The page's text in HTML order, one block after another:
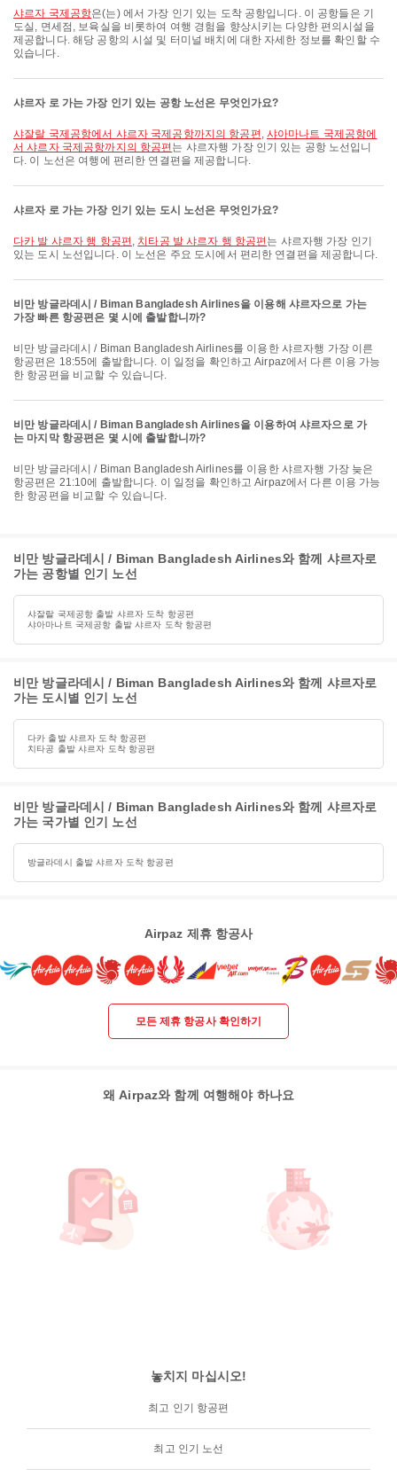
샤르자 국제공항은(는) 에서 가장 인기 있는 도착 공항입니다. 이 공항들은 기
도실, 면세점, 보육실을 비롯하여 여행 경험을 향상시키는 다양한 편의시설을
제공합니다. 해당 공항의 시설 및 터미널 배치에 대한 자세한 정보를 확인할 수
있습니다.
샤르자 로 가는 가장 인기 있는 공항 노선은 무엇인가요?
샤잘랄 국제공항에서 샤르자 국제공항까지의 항공편 , 샤아마나트 국제공항에
서 샤르자 국제공항까지의 항공편 는 샤르자행 가장 인기 있는 공항 노선입니
다. 이 노선은 여행에 편리한 연결편을 제공합니다.
샤르자 로 가는 가장 인기 있는 도시 노선은 무엇인가요?
다카 발 샤르자 행 항공편 , 치타공 발 샤르자 행 항공편 는 샤르자행 가장 인기
있는 도시 노선입니다. 이 노선은 주요 도시에서 편리한 연결편을 제공합니다.
비만 방글라데시 / Biman Bangladesh Airlines을 이용해 샤르자으로 가는
가장 빠른 항공편은 몇 시에 출발합니까?
비만 방글라데시 / Biman Bangladesh Airlines를 이용한 샤르자행 가장 이른
항공편은 18:55에 출발합니다. 이 일정을 확인하고 Airpaz에서 다른 이용 가능
한 항공편을 비교할 수 있습니다.
비만 방글라데시 / Biman Bangladesh Airlines을 이용하여 샤르자으로 가
는 마지막 항공편은 몇 시에 출발합니까?
비만 방글라데시 / Biman Bangladesh Airlines를 이용한 샤르자행 가장 늦은
항공편은 21:10에 출발합니다. 이 일정을 확인하고 Airpaz에서 다른 이용 가능
한 항공편을 비교할 수 있습니다.
비만 방글라데시 / Biman Bangladesh Airlines와 함께 샤르자로
가는 공항별 인기 노선
샤잘랄 국제공항 출발 샤르자 도착 항공편
샤아마나트 국제공항 출발 샤르자 도착 항공편
비만 방글라데시 / Biman Bangladesh Airlines와 함께 샤르자로
가는 도시별 인기 노선
다카 출발 샤르자 도착 항공편
치타공 출발 샤르자 도착 항공편
비만 방글라데시 / Biman Bangladesh Airlines와 함께 샤르자로
가는 국가별 인기 노선
방글라데시 출발 샤르자 도착 항공편
Airpaz 제휴 항공사
모든 제휴 항공사 확인하기
왜 Airpaz와 함께 여행해야 하나요
놓치지 마십시오!
최고 인기 항공편
최고 인기 노선